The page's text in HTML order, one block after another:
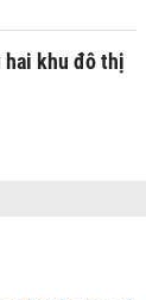
hai khu đô thị